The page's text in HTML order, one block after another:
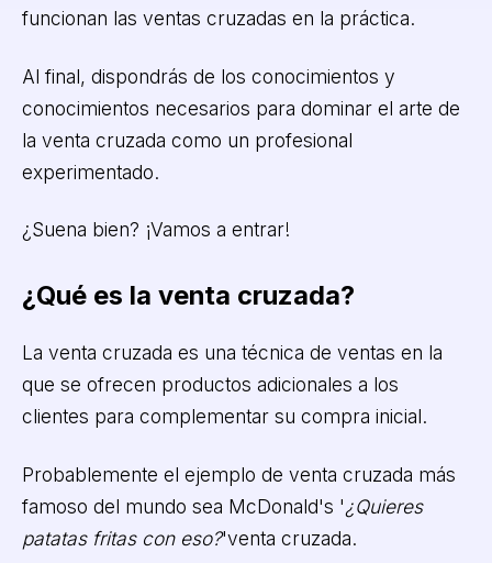
funcionan las ventas cruzadas en la práctica.
Al final, dispondrás de los conocimientos y
conocimientos necesarios para dominar el arte de
la venta cruzada como un profesional
experimentado.
¿Suena bien? ¡Vamos a entrar!
¿Qué es la venta cruzada?
La venta cruzada es una técnica de ventas en la
que se ofrecen productos adicionales a los
clientes para complementar su compra inicial.
Probablemente el ejemplo de venta cruzada más
famoso del mundo sea McDonald's '¿Quieres
patatas fritas con eso?'venta cruzada.